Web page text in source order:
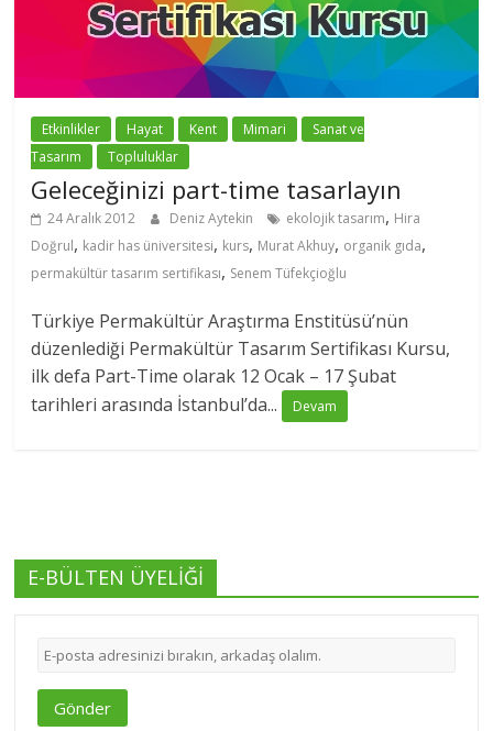
Etkinlikler Hayat Kent Mimari
Sanat ve
Tasarım
Topluluklar
Geleceğinizi part-time tasarlayın
24 Aralık 2012 Deniz Aytekin ekolojik tasarım, Hira
Doğrul, kadir has üniversitesi, kurs, Murat Akhuy, organik gıda,
permakültür tasarım sertifikası, Senem Tüfekçioğlu
Türkiye Permakültür Araştırma Enstitüsü’nün
düzenlediği Permakültür Tasarım Sertifikası Kursu,
ilk defa Part-Time olarak 12 Ocak – 17 Şubat
tarihleri arasında İstanbul’da...
Devam
E-BÜLTEN ÜYELİĞİ
Gönder